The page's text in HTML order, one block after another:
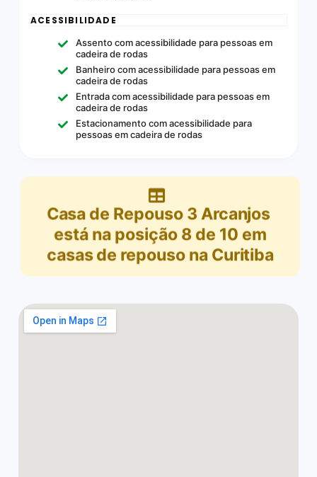
ACESSIBILIDADE
Assento com acessibilidade para pessoas em
cadeira de rodas
Banheiro com acessibilidade para pessoas em
cadeira de rodas
Entrada com acessibilidade para pessoas em
cadeira de rodas
Estacionamento com acessibilidade para
pessoas em cadeira de rodas
Casa de Repouso 3 Arcanjos
está na posição 8 de 10 em
casas de repouso na Curitiba